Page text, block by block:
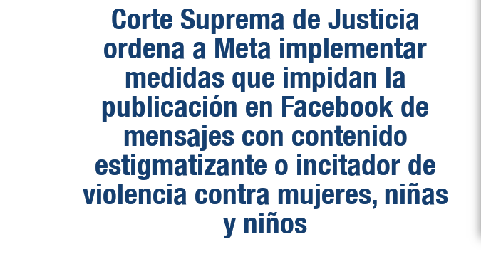
Corte Suprema de Justicia
ordena a Meta implementar
medidas que impidan la
publicación en Facebook de
mensajes con contenido
estigmatizante o incitador de
violencia contra mujeres, niñas
y niños